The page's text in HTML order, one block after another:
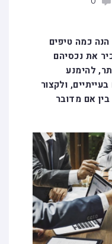
כמה טיפים
את נכסיהם
להימנע
ולקצור
אם מדובר